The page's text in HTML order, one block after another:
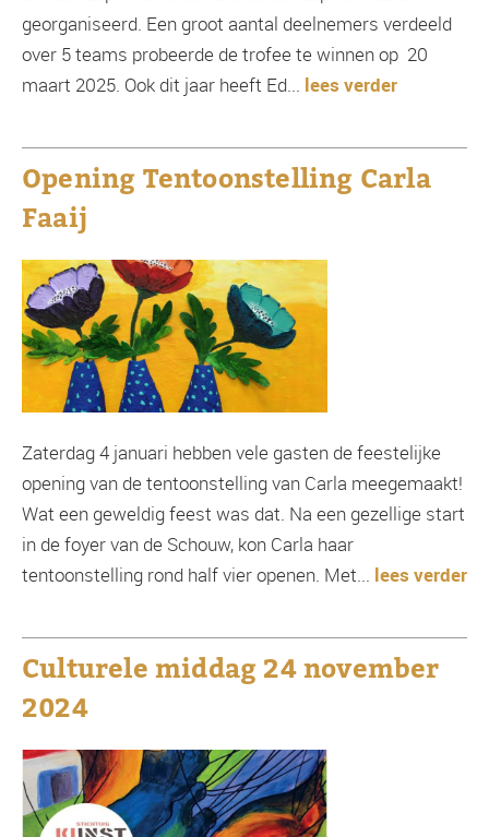
georganiseerd. Een groot aantal deelnemers verdeeld
over 5 teams probeerde de trofee te winnen op 20
maart 2025. Ook dit jaar heeft Ed... lees verder
Opening Tentoonstelling Carla
Faaij
Zaterdag 4 januari hebben vele gasten de feestelijke
opening van de tentoonstelling van Carla meegemaakt!
Wat een geweldig feest was dat. Na een gezellige start
in de foyer van de Schouw, kon Carla haar
tentoonstelling rond half vier openen. Met... lees verder
Culturele middag 24 november
2024